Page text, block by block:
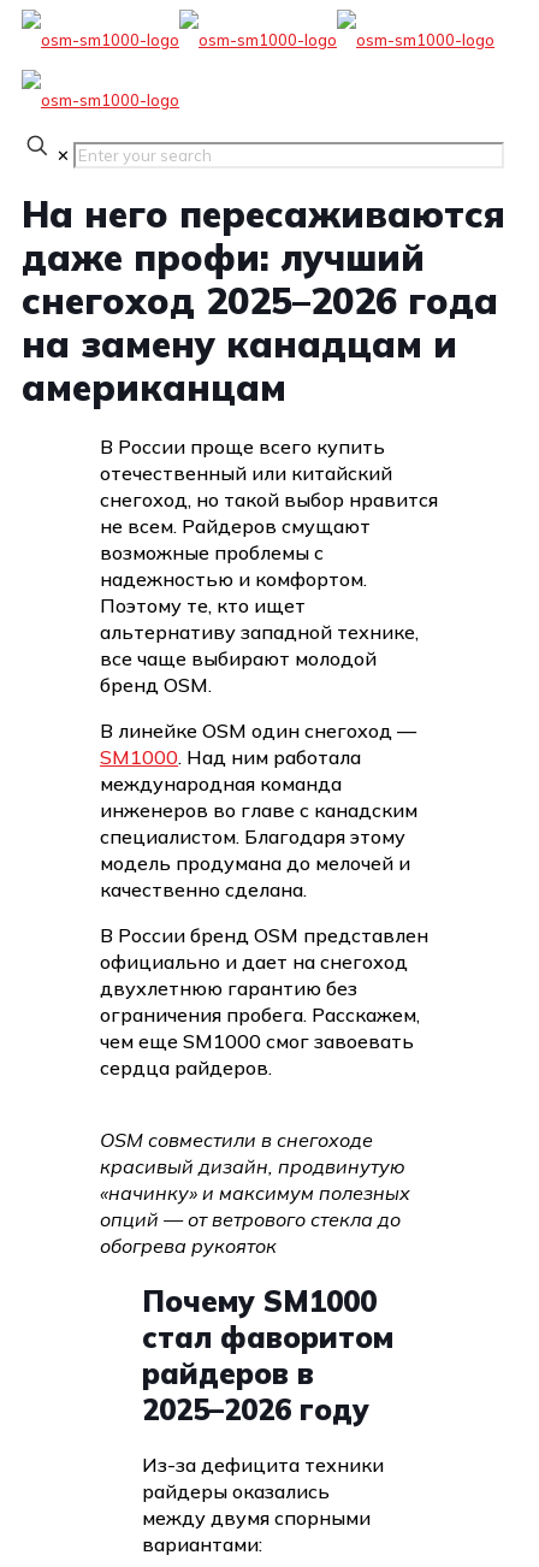
✕
На него пересаживаются
даже профи: лучший
снегоход 2025–2026 года
на замену канадцам и
американцам
В России проще всего купить
отечественный или китайский
снегоход, но такой выбор нравится
не всем. Райдеров смущают
возможные проблемы с
надежностью и комфортом.
Поэтому те, кто ищет
альтернативу западной технике,
все чаще выбирают молодой
бренд OSM.
В линейке OSM один снегоход —
SM1000. Над ним работала
международная команда
инженеров во главе с канадским
специалистом. Благодаря этому
модель продумана до мелочей и
качественно сделана.
В России бренд OSM представлен
официально и дает на снегоход
двухлетнюю гарантию без
ограничения пробега. Расскажем,
чем еще SM1000 смог завоевать
сердца райдеров.
OSM совместили в снегоходе
красивый дизайн, продвинутую
«начинку» и максимум полезных
опций — от ветрового стекла до
обогрева рукояток
Почему SM1000
стал фаворитом
райдеров в
2025–2026 году
Из-за дефицита техники
райдеры оказались
между двумя спорными
вариантами: